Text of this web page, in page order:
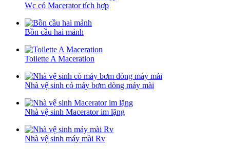
Wc có Macerator tích hợp
Bồn cầu hai mảnh
Toilette A Maceration
Nhà vệ sinh có máy bơm dòng máy mài
Nhà vệ sinh Macerator im lặng
Nhà vệ sinh máy mài Rv